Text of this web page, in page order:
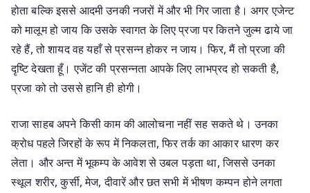
होता बल्कि इससे आदमी उनकी नजरों में और भी गिर जाता है। अगर एजेन्ट
को मालूम हो जाय कि उसके स्वागत के लिए प्रजा पर कितने जुल्म ढाये जा
रहे हैं, तो शायद वह यहाँ से प्रसन्न होकर न जाय। फिर, मैं तो प्रजा की
दृष्टि देखता हूँ। एजेंट की प्रसन्नता आपके लिए लाभप्रद हो सकती है,
प्रजा को तो उससे हानि ही होगी।
राजा साहब अपने किसी काम की आलोचना नहीं सह सकते थे। उनका
क्रोध पहले जिरहों के रूप में निकलता, फिर तर्क का आकार धारण कर
लेता। और अन्त में भूकम्प के आवेश से उबल पड़ता था, जिससे उनका
स्थूल शरीर, कुर्सी, मेज, दीवारें और छत सभी में भीषण कम्पन होने लगता